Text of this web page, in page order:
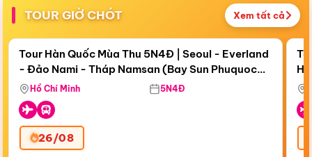
TOUR GIỜ CHÓT Xem tất cả
Còn18 ngày 20:04:45
Bay Sun Phuquoc Airways
Điểm nổi bật
Tour Hàn Quốc Mùa Thu 5N4Đ | Seoul - Everland
- Đảo Nami - Tháp Namsan (Bay Sun Phuquoc
Airways)
Hồ Chí Minh 5N4Đ
26/08